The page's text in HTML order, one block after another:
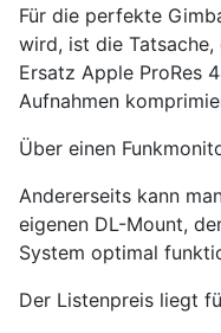
Für die perfekte
wird, ist die
Ersatz Apple ProRes
Aufnahmen
Über einen
Andererseits kann
eigenen DL-Mount,
System optimal
Der Listenpreis liegt